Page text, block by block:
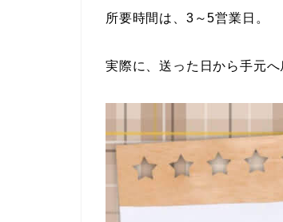
所要時間は、3～5営業日。
実際に、送った日から手元